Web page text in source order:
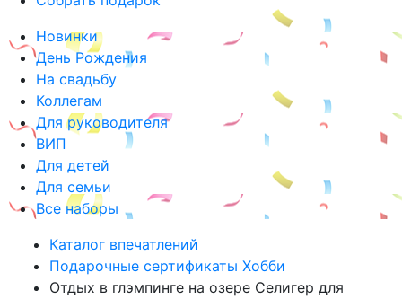
Новинки
День Рождения
На свадьбу
Коллегам
Для руководителя
ВИП
Для детей
Для семьи
Все наборы
Каталог впечатлений
Подарочные сертификаты Хобби
Отдых в глэмпинге на озере Селигер для